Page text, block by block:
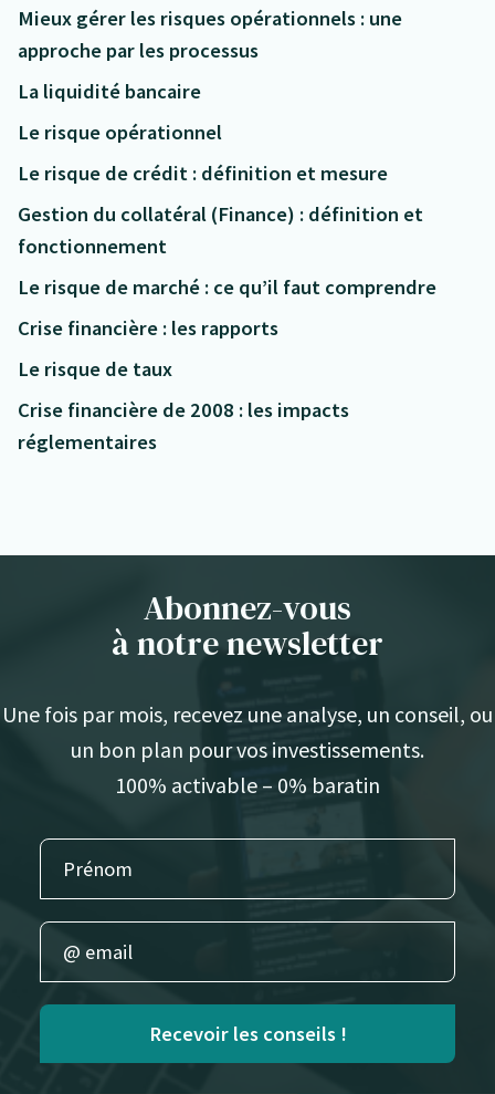
Mieux gérer les risques opérationnels : une
approche par les processus
La liquidité bancaire
Le risque opérationnel
Le risque de crédit : définition et mesure
Gestion du collatéral (Finance) : définition et
fonctionnement
Le risque de marché : ce qu’il faut comprendre
Crise financière : les rapports
Le risque de taux
Crise financière de 2008 : les impacts
réglementaires
Abonnez-vous
à notre newsletter
Une fois par mois, recevez une analyse, un conseil, ou
un bon plan pour vos investissements.
100% activable – 0% baratin
Recevoir les conseils !